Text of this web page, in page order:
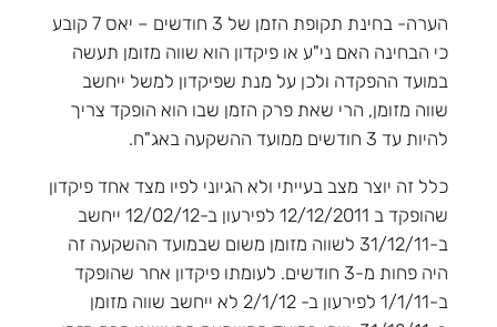
הערה- בחינת תקופת הזמן של 3 חודשים – יאס 7 קובע
כי הבחינה האם ני"ע או פיקדון הוא שווה מזומן תעשה
במועד ההפקדה ולכן על מנת שפיקדון למשל ייחשב
שווה מזומן, הרי שאת פרק הזמן שבו הוא הופקד צריך
להיות עד 3 חודשים ממועד ההשקעה באג"ח.
כלל זה יוצר מצב בעייתי ולא הגיוני לפיו מצד אחד פיקדון
שהופקד ב 12/12/2011 לפירעון ב-12/02/12 ייחשב
ב-31/12/11 לשווה מזומן משום שבמועד ההשקעה זה
היה פחות מ-3 חודשים. לעומתו פיקדון אחר שהופקד
ב-1/1/11 לפירעון ב- 2/1/12 לא ייחשב שווה מזומן